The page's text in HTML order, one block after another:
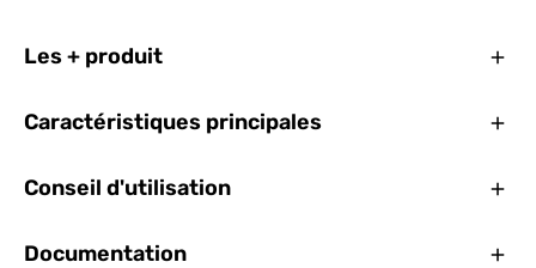
Les + produit
Caractéristiques principales
Conseil d'utilisation
Documentation